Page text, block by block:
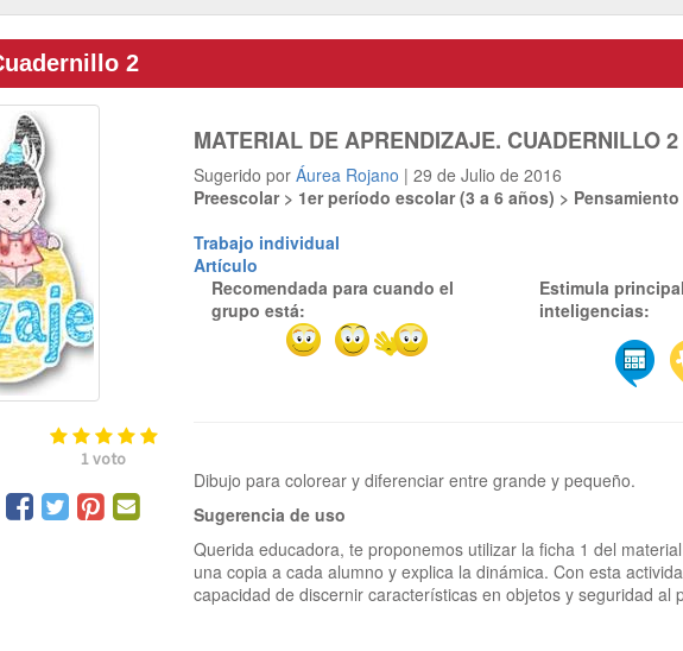
2
1voto
MATERIAL DE APRENDIZAJE. CUADERNILLO 2
Sugerido por Áurea Rojano | 29 de Julio de 2016
Preescolar > 1er período escolar (3 a 6 años) >
Trabajo individual
Artículo
Recomendada para cuando el
grupo está:
Estimula
inteligencias:
Sugerencia de uso
Querida educadora, te proponemos utilizar la ficha 1 del
una copia a cada alumno y explica la dinámica. Con esta
capacidad de discernir características en objetos y seguridad al